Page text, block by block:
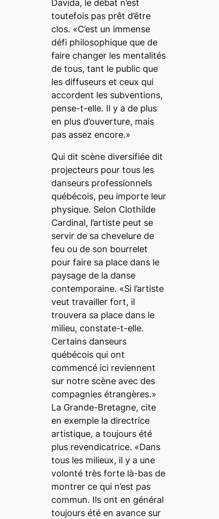
Davida, le débat n’est
toutefois pas prêt d’être
clos. «C’est un immense
défi philosophique que de
faire changer les mentalités
de tous, tant le public que
les diffuseurs et ceux qui
accordent les subventions,
pense-t-elle. Il y a de plus
en plus d’ouverture, mais
pas assez encore.»
Qui dit scène diversifiée dit
projecteurs pour tous les
danseurs professionnels
québécois, peu importe leur
physique. Selon Clothilde
Cardinal, l’artiste peut se
servir de sa chevelure de
feu ou de son bourrelet
pour faire sa place dans le
paysage de la danse
contemporaine. «Si l’artiste
veut travailler fort, il
trouvera sa place dans le
milieu, constate-t-elle.
Certains danseurs
québécois qui ont
commencé ici reviennent
sur notre scène avec des
compagnies étrangères.»
La Grande-Bretagne, cite
en exemple la directrice
artistique, a toujours été
plus revendicatrice. «Dans
tous les milieux, il y a une
volonté très forte là-bas de
montrer ce qui n’est pas
commun. Ils ont en général
toujours été en avance sur